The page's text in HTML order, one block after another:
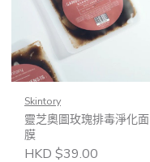
Skintory
靈芝奧圖玫瑰排毒淨化面
膜
HKD $39.00